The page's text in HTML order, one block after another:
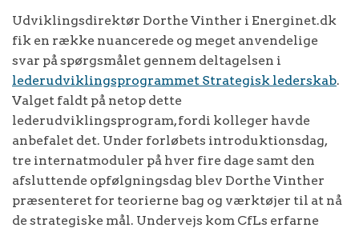
Udviklingsdirektør Dorthe Vinther i Energinet.dk
fik en række nuancerede og meget anvendelige
svar på spørgsmålet gennem deltagelsen i
lederudviklingsprogrammet Strategisk lederskab.
Valget faldt på netop dette
lederudviklingsprogram, fordi kolleger havde
anbefalet det. Under forløbets introduktionsdag,
tre internatmoduler på hver fire dage samt den
afsluttende opfølgningsdag blev Dorthe Vinther
præsenteret for teorierne bag og værktøjer til at nå
de strategiske mål. Undervejs kom CfLs erfarne